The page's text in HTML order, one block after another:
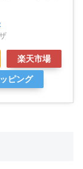
楽天市場
ピング